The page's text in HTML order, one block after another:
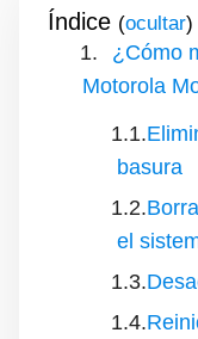
Índice ( )
¿Cómo
Motorola
basura
el